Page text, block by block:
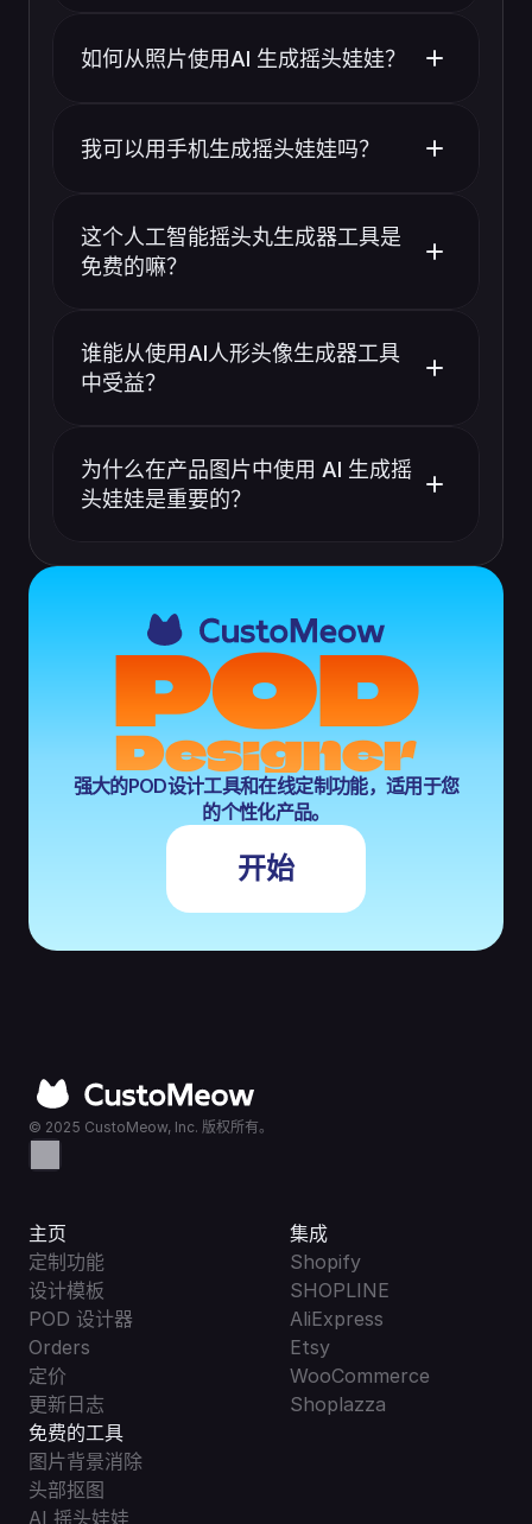
如何从照片使用AI 生成摇头娃娃？
我可以用手机生成摇头娃娃吗？
这个人工智能摇头丸生成器工具是
免费的嘛？
谁能从使用AI人形头像生成器工具
中受益？
为什么在产品图片中使用 AI 生成摇
头娃娃是重要的？
POD
Designer
强大的POD设计工具和在线定制功能，适用于您
的个性化产品。
开始
© 2025 CustoMeow, Inc. 版权所有。
主页
定制功能
设计模板
POD 设计器
Orders
定价
更新日志
免费的工具
图片背景消除
头部抠图
AI 摇头娃娃
集成
Shopify
SHOPLINE
AliExpress
Etsy
WooCommerce
Shoplazza